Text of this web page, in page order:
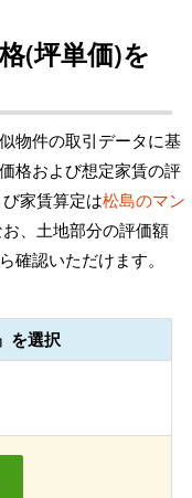
(坪単価)を
物件の取引データに基
格および想定家賃の評
家賃算定は松島のマン
、土地部分の評価額
確認いただけます。
を選択